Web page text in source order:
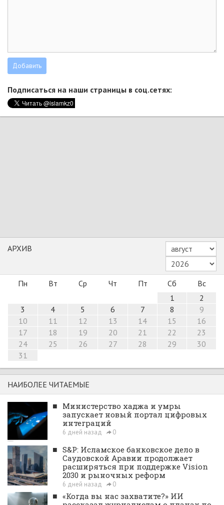
Подписаться на наши страницы в соц.сетях:
АРХИВ
Пн Вт Ср Чт Пт Сб
Вс
1
2
3
4 5 6 7 8
9
10
11 12 13 14 15
16
17
18 19 20 21 22
23
24
25 26 27 28 29
30
31
НАИБОЛЕЕ ЧИТАЕМЫЕ
■ Министерство хаджа и умры
запускает новый портал цифровых
интеграций
6 дней назад 0
■ S&P: Исламское банковское дело в
Саудовской Аравии продолжает
расширяться при поддержке Vision
2030 и рыночных реформ
6 дней назад 0
■ «Когда вы нас захватите?» ИИ